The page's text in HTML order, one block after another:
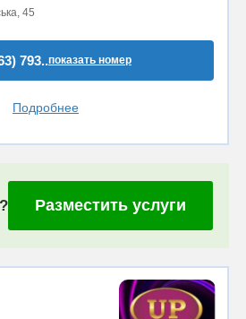
45
793..показать номер
Подробнее
Разместить услуги